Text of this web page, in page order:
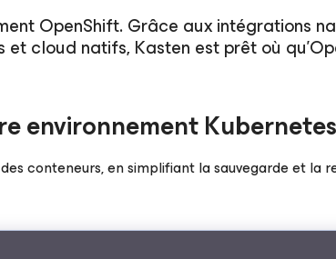
OpenShift. Grâce aux intégrations
cloud natifs, Kasten est prêt où
environnement
conteneurs, en simplifiant la sauvegarde et la